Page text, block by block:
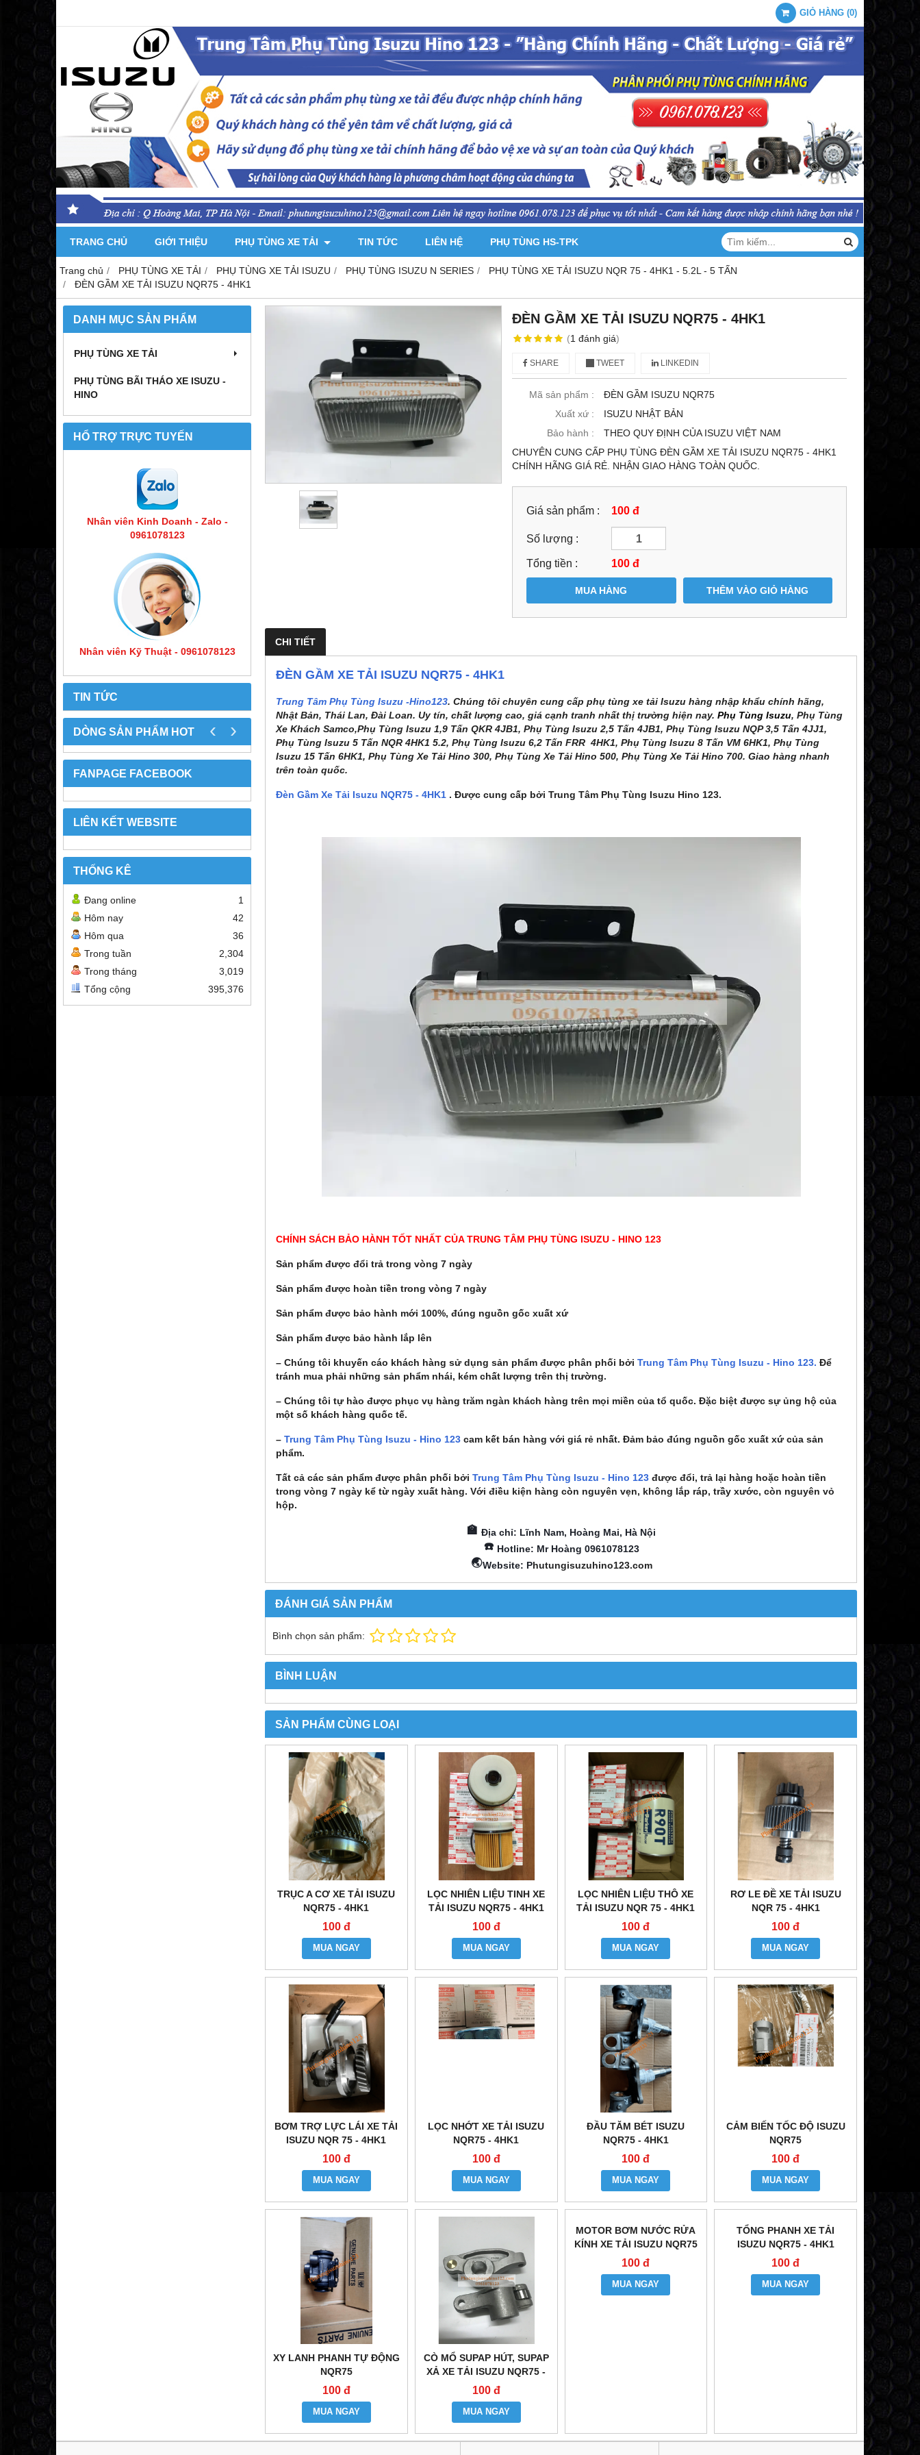
GIỎ HÀNG (0)
TRANG CHỦ GIỚI THIỆU PHỤ TÙNG XE TẢI TIN TỨC LIÊN HỆ PHỤ TÙNG HS-TPK
Trang chủ PHỤ TÙNG XE TẢI PHỤ TÙNG XE TẢI ISUZU PHỤ TÙNG ISUZU N SERIES
PHỤ TÙNG XE TẢI ISUZU NQR 75 - 4HK1 - 5.2L - 5 TẤN
ĐÈN GẦM XE TẢI ISUZU NQR75 - 4HK1
DANH MỤC SẢN PHẨM
PHỤ TÙNG XE TẢI
PHỤ TÙNG BÃI THÁO XE ISUZU -
HINO
HỔ TRỢ TRỰC TUYẾN
Nhân viên Kinh Doanh - Zalo -
0961078123
Nhân viên Kỹ Thuật - 0961078123
TIN TỨC
DÒNG SẢN PHẨM HOT ‹ ›
FANPAGE FACEBOOK
LIÊN KẾT WEBSITE
THỐNG KÊ
Đang online
1
Hôm nay
42
Hôm qua
36
Trong tuần
2,304
Trong tháng
3,019
Tổng cộng
395,376
ĐÈN GẦM XE TẢI ISUZU NQR75 - 4HK1
(1 đánh giá)
SHARE TWEET LINKEDIN
Mã sản phẩm :
ĐÈN GẦM ISUZU NQR75
Xuất xứ :
ISUZU NHẬT BẢN
Bảo hành :
THEO QUY ĐỊNH CỦA ISUZU VIỆT NAM
CHUYÊN CUNG CẤP PHỤ TÙNG ĐÈN GẦM XE TẢI ISUZU NQR75 - 4HK1
CHÍNH HÃNG GIÁ RẺ. NHẬN GIAO HÀNG TOÀN QUỐC.
Giá sản phẩm : 100 đ
Số lượng :
Tổng tiền : 100 đ
MUA HÀNG THÊM VÀO GIỎ HÀNG
CHI TIẾT
ĐÈN GẦM XE TẢI ISUZU NQR75 - 4HK1
Trung Tâm Phụ Tùng Isuzu -Hino123. Chúng tôi chuyên cung cấp phụ tùng xe tải Isuzu hàng nhập khẩu chính hãng,
Nhật Bản, Thái Lan, Đài Loan. Uy tín, chất lượng cao, giá cạnh tranh nhất thị trường hiện nay. Phụ Tùng Isuzu, Phụ Tùng
Xe Khách Samco,Phụ Tùng Isuzu 1,9 Tấn QKR 4JB1, Phụ Tùng Isuzu 2,5 Tấn 4JB1, Phụ Tùng Isuzu NQP 3,5 Tấn 4JJ1,
Phụ Tùng Isuzu 5 Tấn NQR 4HK1 5.2, Phụ Tùng Isuzu 6,2 Tấn FRR 4HK1, Phụ Tùng Isuzu 8 Tấn VM 6HK1, Phụ Tùng
Isuzu 15 Tấn 6HK1, Phụ Tùng Xe Tải Hino 300, Phụ Tùng Xe Tải Hino 500, Phụ Tùng Xe Tải Hino 700. Giao hàng nhanh
trên toàn quốc.
Đèn Gầm Xe Tải Isuzu NQR75 - 4HK1 . Được cung cấp bởi Trung Tâm Phụ Tùng Isuzu Hino 123.
CHÍNH SÁCH BẢO HÀNH TỐT NHẤT CỦA TRUNG TÂM PHỤ TÙNG ISUZU - HINO 123
Sản phẩm được đổi trả trong vòng 7 ngày
Sản phẩm được hoàn tiền trong vòng 7 ngày
Sản phẩm được bảo hành mới 100%, đúng nguồn gốc xuất xứ
Sản phẩm được bảo hành lắp lên
– Chúng tôi khuyến cáo khách hàng sử dụng sản phẩm được phân phối bởi Trung Tâm Phụ Tùng Isuzu - Hino 123. Để
tránh mua phải những sản phẩm nhái, kém chất lượng trên thị trường.
– Chúng tôi tự hào được phục vụ hàng trăm ngàn khách hàng trên mọi miền của tổ quốc. Đặc biệt được sự ủng hộ của
một số khách hàng quốc tế.
– Trung Tâm Phụ Tùng Isuzu - Hino 123 cam kết bán hàng với giá rẻ nhất. Đảm bảo đúng nguồn gốc xuất xứ của sản
phẩm.
Tất cả các sản phẩm được phân phối bởi Trung Tâm Phụ Tùng Isuzu - Hino 123 được đổi, trả lại hàng hoặc hoàn tiền
trong vòng 7 ngày kể từ ngày xuất hàng. Với điều kiện hàng còn nguyên vẹn, không lắp ráp, trầy xước, còn nguyên vỏ
hộp.
🏫 Địa chỉ: Lĩnh Nam, Hoàng Mai, Hà Nội
☎️ Hotline: Mr Hoàng 0961078123
🌏Website: Phutungisuzuhino123.com
ĐÁNH GIÁ SẢN PHẨM
Bình chọn sản phẩm:
BÌNH LUẬN
SẢN PHẨM CÙNG LOẠI
TRỤC A CƠ XE TẢI ISUZU
NQR75 - 4HK1
100 đ
MUA NGAY
LỌC NHIÊN LIỆU TINH XE
TẢI ISUZU NQR75 - 4HK1
100 đ
MUA NGAY
LỌC NHIÊN LIỆU THÔ XE
TẢI ISUZU NQR 75 - 4HK1
100 đ
MUA NGAY
RƠ LE ĐỀ XE TẢI ISUZU
NQR 75 - 4HK1
100 đ
MUA NGAY
BƠM TRỢ LỰC LÁI XE TẢI
ISUZU NQR 75 - 4HK1
100 đ
MUA NGAY
LỌC NHỚT XE TẢI ISUZU
NQR75 - 4HK1
100 đ
MUA NGAY
ĐẦU TĂM BÉT ISUZU
NQR75 - 4HK1
100 đ
MUA NGAY
CẢM BIẾN TỐC ĐỘ ISUZU
NQR75
100 đ
MUA NGAY
XY LANH PHANH TỰ ĐỘNG
NQR75
100 đ
MUA NGAY
CÒ MỔ SUPAP HÚT, SUPAP
XẢ XE TẢI ISUZU NQR75 -
4HK1
100 đ
MUA NGAY